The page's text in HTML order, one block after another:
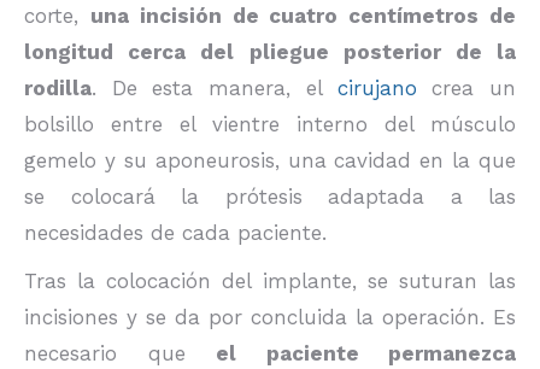
corte, una incisión de cuatro centímetros de
longitud cerca del pliegue posterior de la
rodilla. De esta manera, el cirujano crea un
bolsillo entre el vientre interno del músculo
gemelo y su aponeurosis, una cavidad en la que
se colocará la prótesis adaptada a las
necesidades de cada paciente.
Tras la colocación del implante, se suturan las
incisiones y se da por concluida la operación. Es
necesario que el paciente permanezca